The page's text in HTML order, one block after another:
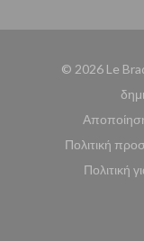
© 2026 Le
Πολιτική
Πολιτική